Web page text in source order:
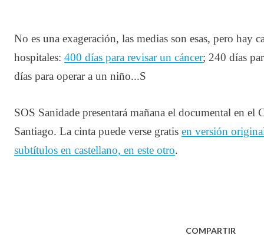
No es una exageración, las medias son esas, pero hay
hospitales: 400 días para revisar un cáncer; 240 días
días para operar a un niño...S
SOS Sanidade presentará mañana el documental en el
Santiago. La cinta puede verse gratis en versión
subtítulos en castellano, en este otro.
COMPARTIR